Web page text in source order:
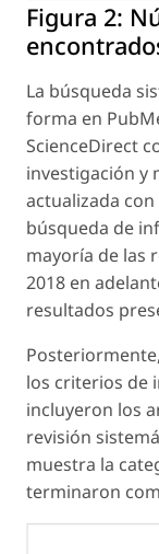
Figura 2:
La búsqueda
forma en
ScienceDirect
investigación y
actualizada
búsqueda de
mayoría de las
2018 en
resultados
los criterios de
incluyeron los
revisión
muestra la
terminaron